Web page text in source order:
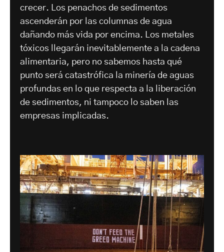
crecer. Los penachos de sedimentos
ascenderán por las columnas de agua
dañando más vida por encima. Los metales
tóxicos llegarán inevitablemente a la cadena
alimentaria, pero no sabemos hasta qué
punto será catastrófica la minería de aguas
profundas en lo que respecta a la liberación
de sedimentos, ni tampoco lo saben las
empresas implicadas.